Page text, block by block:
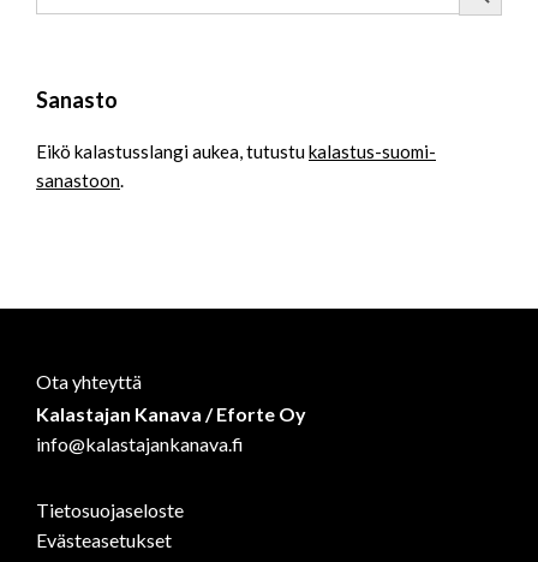
Sanasto
Eikö kalastusslangi aukea, tutustukalastus-suomi-
sanastoon.
Ota yhteyttä
Kalastajan Kanava / Eforte Oy
info@kalastajankanava.fi
Tietosuojaseloste
Evästeasetukset